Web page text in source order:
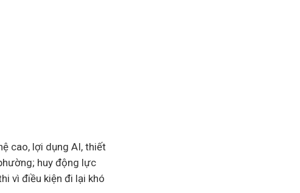
cao, lợi dụng AI, thiết
huy động lực
vì điều kiện đi lại khó